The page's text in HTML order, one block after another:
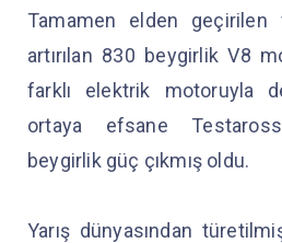
Tamamen elden
artırılan 830 beygirlik V8
farklı elektrik motoruyla
ortaya efsane
beygirlik güç çıkmış oldu.
Yarış dünyasından